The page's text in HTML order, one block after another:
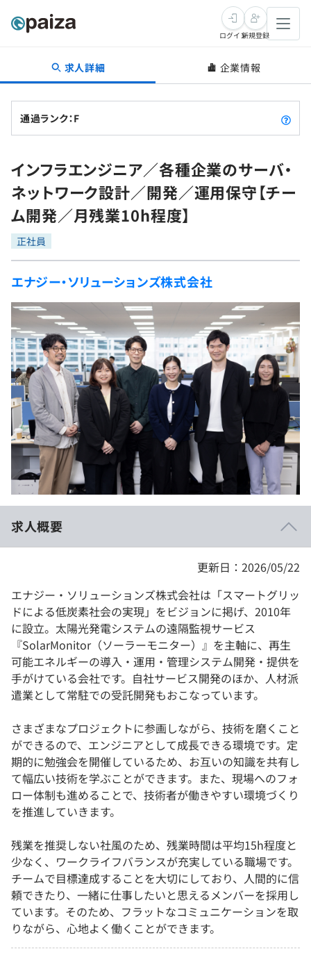
転職・キャリア
転職成功ガイド
転職エージェント
インタビュー
転職成功ガイド
新卒就活
求人検索
本選考
インターン
新卒エージェント
イベント・セミナー
インタビュー
就活成功ガイド
学習
問題集
4択課題
ナレッジ
リファレンス
プラン
個人向けプラン
法人向けプラン
学校向けプラン
契約内容・クーポン
プログラミング言語
評価結果一覧
再チャレンジ結果一覧
ゲーム・マンガ
Tech Team Journal
paiza times
note
paizaとは？
ログイン新規登録
求人詳細 企業情報
通過ランク：F
インフラエンジニア／各種企業のサーバ・
ネットワーク設計／開発／運用保守【チー
ム開発／月残業10h程度】
正社員
エナジー・ソリューションズ株式会社
求人概要
更新日：2026/05/22
エナジー・ソリューションズ株式会社は「スマートグリッ
ドによる低炭素社会の実現」をビジョンに掲げ、2010年
に設立。太陽光発電システムの遠隔監視サービス
『SolarMonitor（ソーラーモニター）』を主軸に、再生
可能エネルギーの導入・運用・管理システム開発・提供を
手がけている会社です。自社サービス開発のほか、人材派
遣業として常駐での受託開発もおこなっています。
さまざまなプロジェクトに参画しながら、技術を磨くこと
ができるので、エンジニアとして成長できる環境です。定
期的に勉強会を開催しているため、お互いの知識を共有し
て幅広い技術を学ぶことができます。また、現場へのフォ
ロー体制も進めることで、技術者が働きやすい環境づくり
を推進していきます。
残業を推奨しない社風のため、残業時間は平均15h程度と
少なく、ワークライフバランスが充実している職場です。
チームで目標達成することを大切にしており、人間的に信
頼できたり、一緒に仕事したいと思えるメンバーを採用し
ています。そのため、フラットなコミュニケーションを取
りながら、心地よく働くことができます。